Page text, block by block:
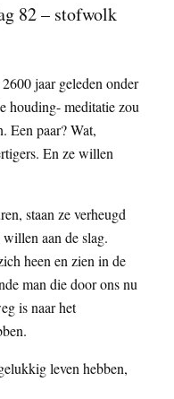
82 – stofwolk
jaar geleden onder
houding- meditatie zou
Een paar? Wat,
En ze willen
staan ze verheugd
aan de slag.
heen en zien in de
man die door ons nu
is naar het
leven hebben,